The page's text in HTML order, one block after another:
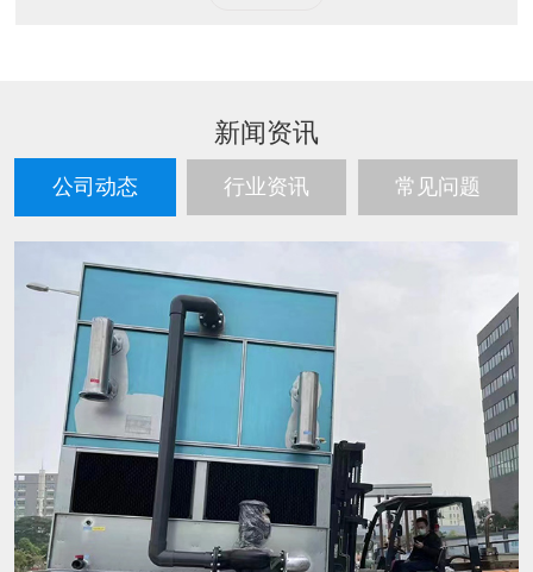
新闻资讯
公司动态 行业资讯 常见问题